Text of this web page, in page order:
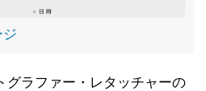
グラファー・レタッチャーの